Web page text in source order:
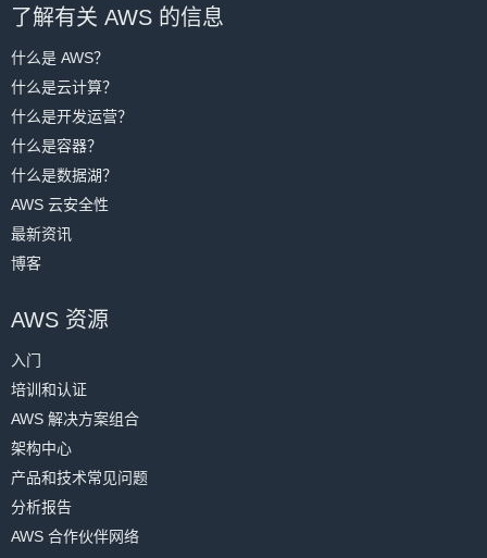
了解有关 AWS 的信息
什么是 AWS？
什么是云计算？
什么是开发运营？
什么是容器？
什么是数据湖？
AWS 云安全性
最新资讯
博客
AWS 资源
入门
培训和认证
AWS 解决方案组合
架构中心
产品和技术常见问题
分析报告
AWS 合作伙伴网络